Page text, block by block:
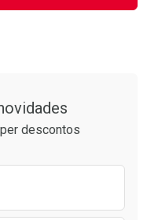
descontos